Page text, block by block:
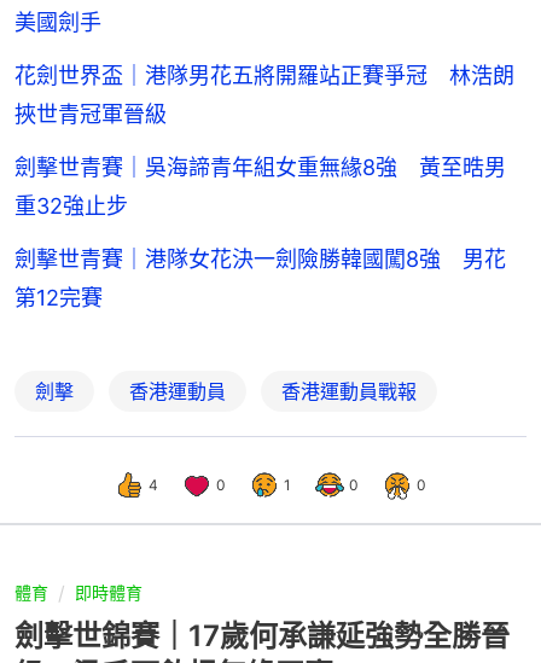
美國劍手
花劍世界盃｜港隊男花五將開羅站正賽爭冠 林浩朗
挾世青冠軍晉級
劍擊世青賽｜吳海諦青年組女重無緣8強 黃至晧男
重32強止步
劍擊世青賽｜港隊女花決一劍險勝韓國闖8強 男花
第12完賽
劍擊 香港運動員 香港運動員戰報
4 0 1 0 0
體育 即時體育
劍擊世錦賽｜17歲何承謙延強勢全勝晉